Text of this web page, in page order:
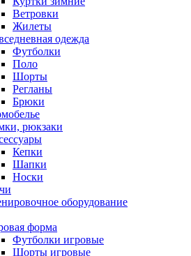
Ветровки
Жилеты
одежда
Футболки
Поло
Шорты
Регланы
Брюки
рюкзаки
Кепки
Шапки
Носки
оборудование
форма
Футболки игровые
Шорты игровые